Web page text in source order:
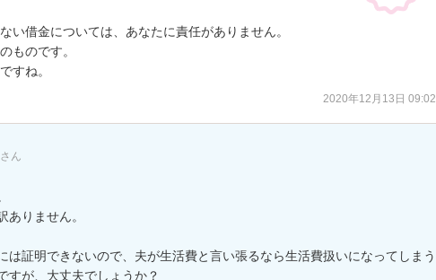
い借金については、あなたに責任がありません。
ものです。
すね。
2020年12月13日 09:02
さん
ありません。
は証明できないので、夫が生活費と言い張るなら生活費扱いになってしまう
すが、大丈夫でしょうか？